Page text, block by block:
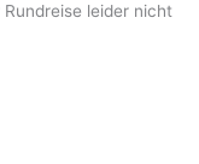
leider nicht